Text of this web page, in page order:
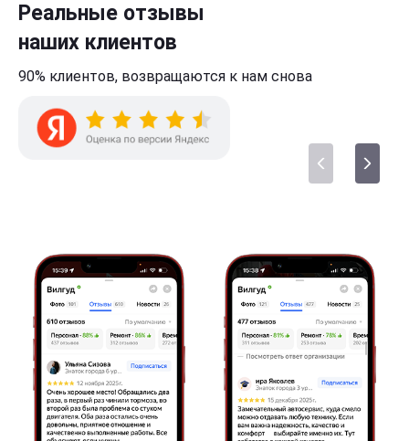
Реальные отзывы
наших клиентов
90% клиентов, возвращаются к нам снова